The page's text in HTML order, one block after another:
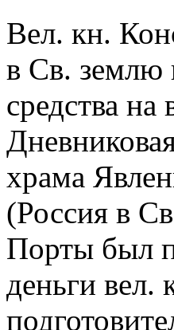
Вел. кн.
в Св. землю
средства
храма
(Россия в
Порты был
деньги вел.